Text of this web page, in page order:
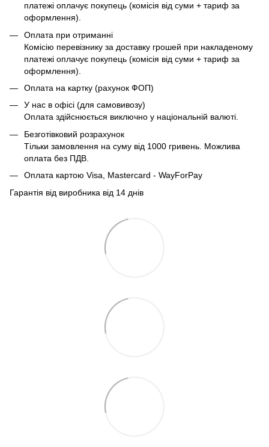
платежі оплачує покупець (комісія від суми + тариф за
оформлення).
Оплата при отриманні
Комісію перевізнику за доставку грошей при накладеному
платежі оплачує покупець (комісія від суми + тариф за
оформлення).
Оплата на картку (рахунок ФОП)
У нас в офісі (для самовивозу)
Оплата здійснюється виключно у національній валюті.
Безготівковий розрахунок
Тільки замовлення на суму від 1000 гривень. Можлива
оплата без ПДВ.
Оплата картою Visa, Mastercard - WayForPay
Гарантія від виробника від 14 днів